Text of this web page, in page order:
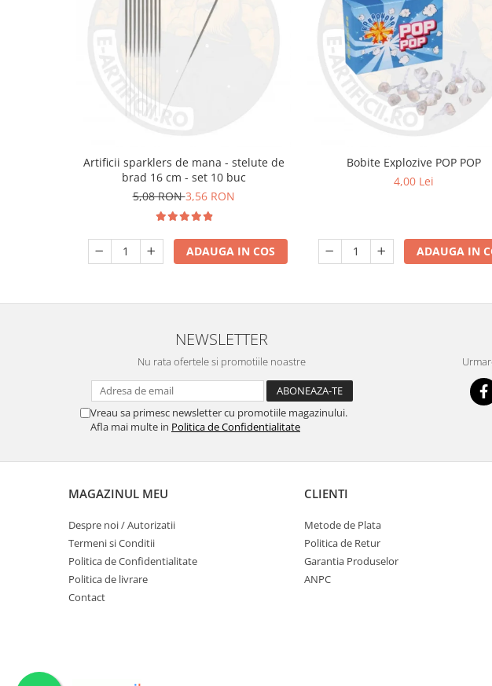
Artificii sparklers de mana - stelute de
brad 16 cm - set 10 buc
5,08 RON3,56 RON
ADAUGA IN COS
Bobite Explozive POP POP
4,00 Lei
ADAUGA IN
NEWSLETTER
Nu rata ofertele si promotiile noastre
Vreau sa primesc newsletter cu promotiile magazinului.
Afla mai multe in Politica de Confidentialitate
MAGAZINUL MEU
Despre noi / Autorizatii
Termeni si Conditii
Politica de Confidentialitate
Politica de livrare
Contact
CLIENTI
Metode de Plata
Politica de Retur
Garantia Produselor
ANPC